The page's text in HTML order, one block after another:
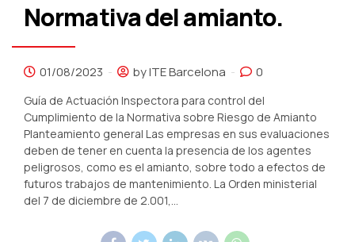
Normativa del amianto.
01/08/2023 by ITE Barcelona 0
Guía de Actuación Inspectora para control del
Cumplimiento de la Normativa sobre Riesgo de Amianto
Planteamiento general Las empresas en sus evaluaciones
deben de tener en cuenta la presencia de los agentes
peligrosos, como es el amianto, sobre todo a efectos de
futuros trabajos de mantenimiento. La Orden ministerial
del 7 de diciembre de 2.001,...